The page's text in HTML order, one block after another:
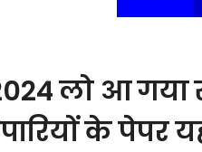
लो आ गया
पारियों के पेपर